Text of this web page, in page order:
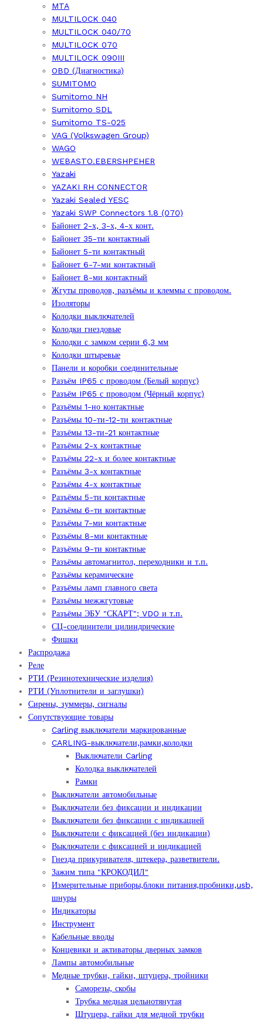
MTA
MULTILOCK 040
MULTILOCK 040/70
MULTILOCK 070
MULTILOCK 090III
OBD (Диагностика)
SUMITOMO
Sumitomo NH
Sumitomo SDL
Sumitomo TS-025
VAG (Volkswagen Group)
WAGO
WEBASTO.EBERSHPEHER
Yazaki
YAZAKI RH CONNECTOR
Yazaki Sealed YESC
Yazaki SWP Connectors 1.8 (070)
Байонет 2-х, 3-х, 4-х конт.
Байонет 35-ти контактный
Байонет 5-ти контактный
Байонет 6-7-ми контактный
Байонет 8-ми контактный
Жгуты проводов, разъёмы и клеммы с проводом.
Изоляторы
Колодки выключателей
Колодки гнездовые
Колодки с замком серии 6,3 мм
Колодки штыревые
Панели и коробки соединительные
Разъём IP65 с проводом (Белый корпус)
Разъём IP65 с проводом (Чёрный корпус)
Разъёмы 1-но контактные
Разъёмы 10-ти-12-ти контактные
Разъёмы 13-ти-21 контактные
Разъёмы 2-х контактные
Разъёмы 22-х и более контактные
Разъёмы 3-х контактные
Разъёмы 4-х контактные
Разъёмы 5-ти контактные
Разъёмы 6-ти контактные
Разъёмы 7-ми контактные
Разъёмы 8-ми контактные
Разъёмы 9-ти контактные
Разъёмы автомагнитол, переходники и т.п.
Разъёмы керамические
Разъёмы ламп главного света
Разъёмы межжгутовые
Разъёмы ЭБУ "СКАРТ"; VDO и т.п.
СЦ-соединители цилиндрические
Фишки
Распродажа
Реле
РТИ (Резинотехнические изделия)
РТИ (Уплотнители и заглушки)
Сирены, зуммеры, сигналы
Сопутствующие товары
Carling выключатели маркированные
CARLING-выключатели,рамки,колодки
Выключатели Carling
Колодка выключателей
Рамки
Выключатели автомобильные
Выключатели без фиксации и индикации
Выключатели без фиксации с индикацией
Выключатели с фиксацией (без индикации)
Выключатели с фиксацией и индикацией
Гнезда прикуривателя, штекера, разветвители.
Зажим типа "КРОКОДИЛ"
Измерительные приборы,блоки питания,пробники,usb,
шнуры
Индикаторы
Инструмент
Кабельные вводы
Концевики и активаторы дверных замков
Лампы автомобильные
Медные трубки, гайки, штуцера, тройники
Саморезы, скобы
Трубка медная цельнотянутая
Штуцера, гайки для медной трубки